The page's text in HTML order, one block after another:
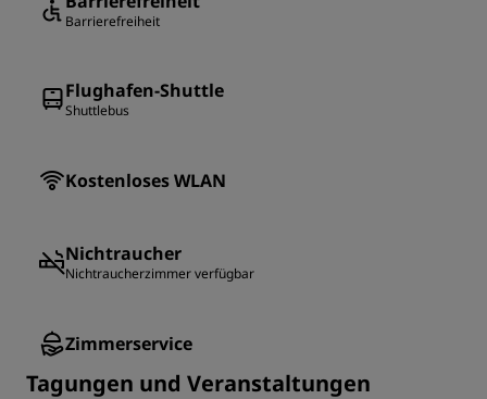
Barrierefreiheit
Flughafen-Shuttle
Shuttlebus
Kostenloses WLAN
Nichtraucher
Nichtraucherzimmer verfügbar
Zimmerservice
Tagungen und Veranstaltungen